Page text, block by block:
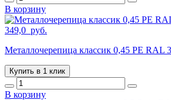
В корзину
349,0 руб.
Металлочерепица классик 0,45 PE RAL
Купить в 1 клик
В корзину